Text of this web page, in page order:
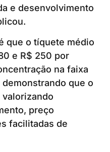
e desenvolvimento
que o tíquete médio
e R$ 250 por
na faixa
que o
preço
facilitadas de